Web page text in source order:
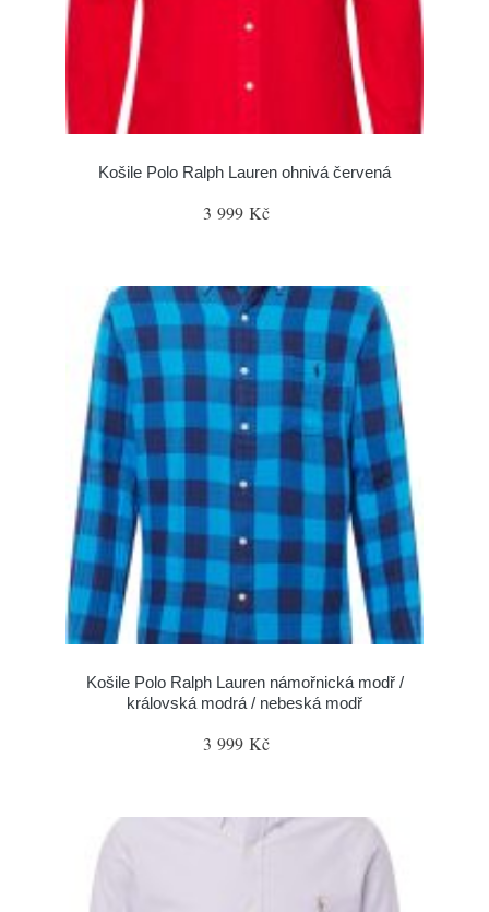
Košile Polo Ralph Lauren ohnivá červená
3 999 Kč
Košile Polo Ralph Lauren námořnická modř /
královská modrá / nebeská modř
3 999 Kč